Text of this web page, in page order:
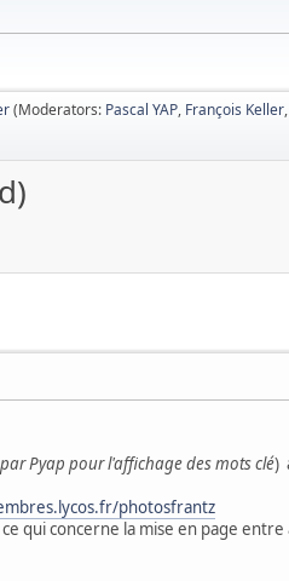
(Moderators: Pascal YAP, François Keller,
Pyap pour l'affichage des mots clé)
photosfrantz
qui concerne la mise en page